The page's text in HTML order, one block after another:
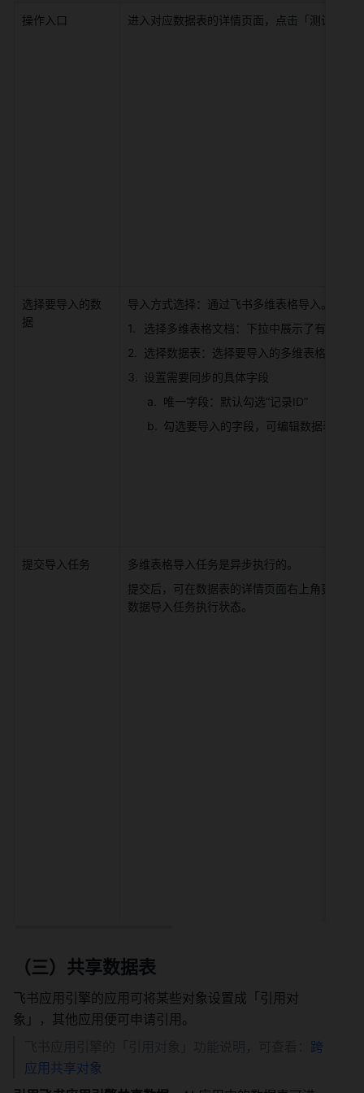
操作入口 进入对应数据表的详情页面，点击「测试数据
选择要导入的数
据
导入方式选择：通过飞书多维表格导入。
选择多维表格文档：下拉中展示了有访问
选择数据表：选择要导入的多维表格数据
设置需要同步的具体字段
唯一字段：默认勾选“记录ID”
勾选要导入的字段，可编辑数据表的字
提交导入任务
多维表格导入任务是异步执行的。
提交后，可在数据表的详情页面右上角更多操
数据导入任务执行状态。
（三）共享数据表
飞书应用引擎的应用可将某些对象设置成「引用对
象」，其他应用便可申请引用。
跨
应用共享对象